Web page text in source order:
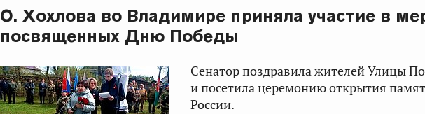
О. Хохлова во Владимире приняла участие в
посвященных Дню Победы
Сенатор поздравила жителей Улицы
и посетила церемонию открытия
России.